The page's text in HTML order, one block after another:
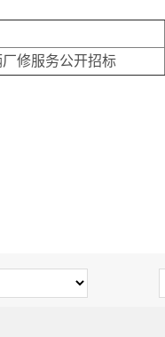
修服务公开招标